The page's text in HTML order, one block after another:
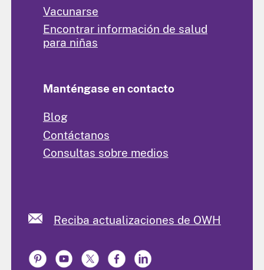
Vacunarse
Encontrar información de salud
para niñas
Manténgase en contacto
Blog
Contáctanos
Consultas sobre medios
Reciba actualizaciones de OWH